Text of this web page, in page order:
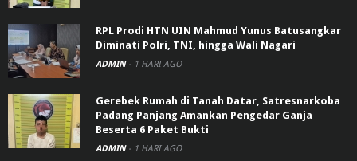
RPL Prodi HTN UIN Mahmud Yunus Batusangkar
Diminati Polri, TNI, hingga Wali Nagari
ADMIN - 1 HARI AGO
Gerebek Rumah di Tanah Datar, Satresnarkoba
Padang Panjang Amankan Pengedar Ganja
Beserta 6 Paket Bukti
ADMIN - 1 HARI AGO